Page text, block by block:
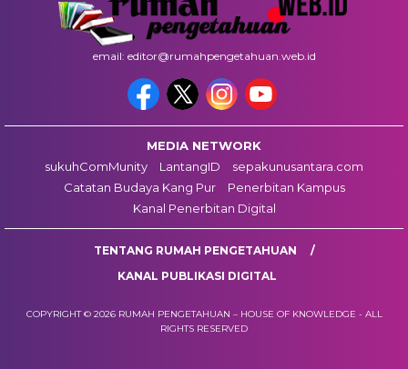
email: editor@rumahpengetahuan.web.id
MEDIA NETWORK
sukuhComMunity
LantangID
sepakunusantara.com
Catatan Budaya Kang Pur
Penerbitan Kampus
Kanal Penerbitan Digital
TENTANG RUMAH PENGETAHUAN
KANAL PUBLIKASI DIGITAL
COPYRIGHT © 2026 RUMAH PENGETAHUAN – HOUSE OF KNOWLEDGE - ALL
RIGHTS RESERVED